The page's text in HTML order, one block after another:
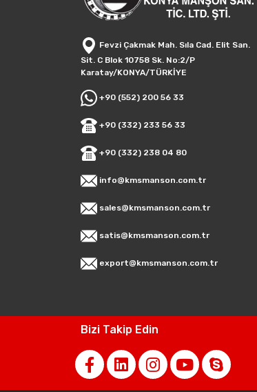
Fevzi Çakmak Mah. Sıla Cad. Elit San.
Sit. C Blok 10758 Sk. No:2/P
Karatay/KONYA/TÜRKİYE
+90 (552) 200 56 33
+90 (332) 233 56 33
+90 (332) 238 04 80
info@kmsmanson.com.tr
sales@kmsmanson.com.tr
satis@kmsmanson.com.tr
export@kmsmanson.com.tr
Bizi Takip Edin